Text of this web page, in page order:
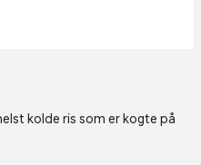
kolde ris som er kogte på